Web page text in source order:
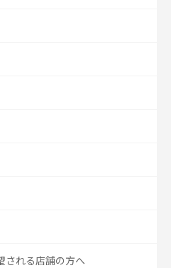
される店舗の方へ